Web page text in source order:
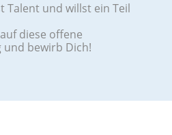
Talent und willst ein Teil
diese offene
und bewirb Dich!